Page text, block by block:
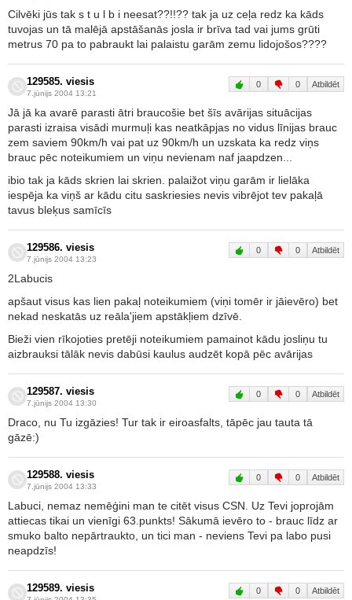
Cilvēki jūs tak s t u l b i neesat??!!?? tak ja uz ceļa redz ka kāds
tuvojas un tā malējā apstāšanās josla ir brīva tad vai jums grūti
metrus 70 pa to pabraukt lai palaistu garām zemu lidojošos????
129585. viesis
7.jūnijs 2004 13:21
0 0 Atbildēt
Jā jā ka avarē parasti ātri braucošie bet šīs avārijas situācijas
parasti izraisa visādi murmuļi kas neatkāpjas no vidus līnijas brauc
zem saviem 90km/h vai pat uz 90km/h un uzskata ka redz viņs
brauc pēc noteikumiem un viņu nevienam naf jaapdzen...
ibio tak ja kāds skrien lai skrien. palaižot viņu garām ir lielāka
iespēja ka viņš ar kādu citu saskriesies nevis vibrējot tev pakaļā
tavus bleķus samīcīs
129586. viesis
7.jūnijs 2004 13:23
0 0 Atbildēt
2Labucis
apšaut visus kas lien pakaļ noteikumiem (viņi tomēr ir jāievēro) bet
nekad neskatās uz reāla'jiem apstākļiem dzīvē.
Bieži vien rīkojoties pretēji noteikumiem pamainot kādu josliņu tu
aizbrauksi tālāk nevis dabūsi kaulus audzēt kopā pēc avārijas
129587. viesis
7.jūnijs 2004 13:30
0 0 Atbildēt
Draco, nu Tu izgāzies! Tur tak ir eiroasfalts, tāpēc jau tauta tā
gāzē:)
129588. viesis
7.jūnijs 2004 13:33
0 0 Atbildēt
Labuci, nemaz nemēģini man te citēt visus CSN. Uz Tevi joprojām
attiecas tikai un vienīgi 63.punkts! Sākumā ievēro to - brauc līdz ar
smuko balto nepārtraukto, un tici man - neviens Tevi pa labo pusi
neapdzīs!
129589. viesis 0 0 Atbildēt